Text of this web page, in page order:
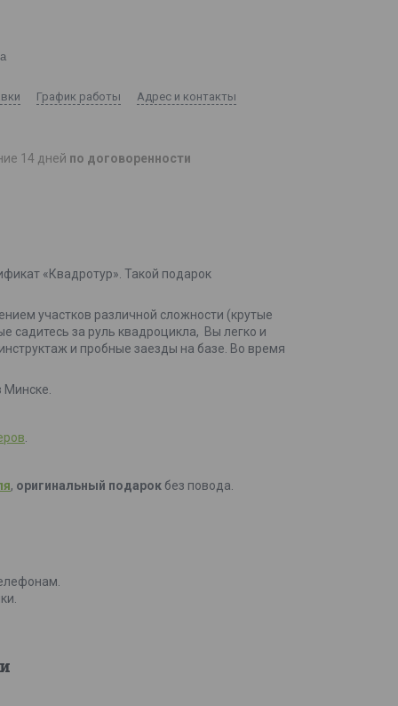
График работы Адрес и контакты
14 дней по договоренности
«Квадротур». Такой подарок
участков различной сложности (крутые
садитесь за руль квадроцикла, Вы легко и
и пробные заезды на базе. Во время
, оригинальный подарокбез повода.